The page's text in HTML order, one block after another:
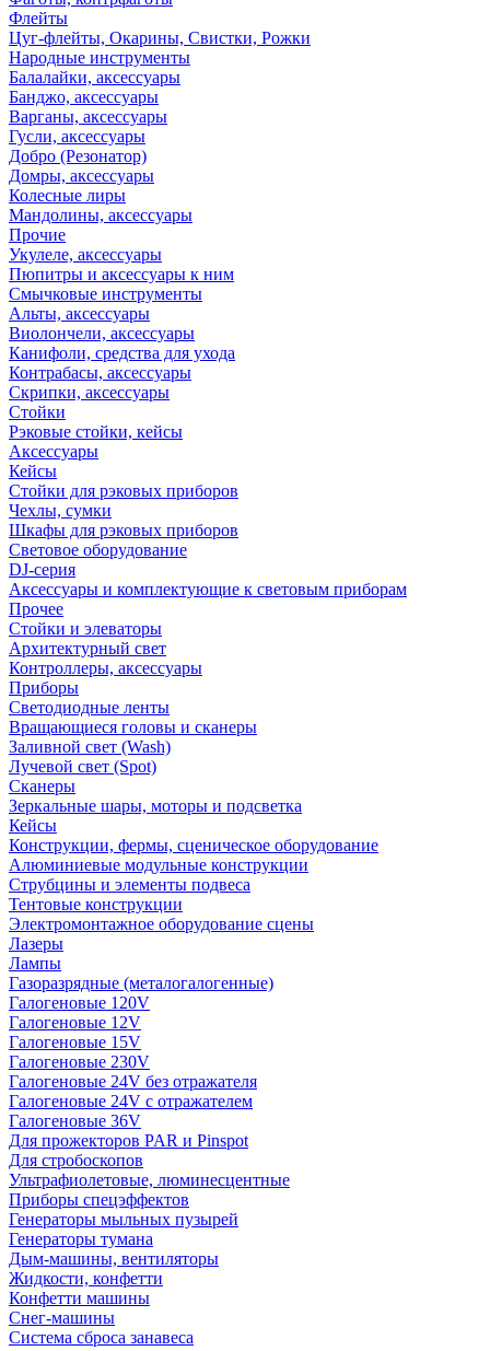
Флейты
Цуг-флейты, Окарины, Свистки, Рожки
Народные инструменты
Балалайки, аксессуары
Банджо, аксессуары
Варганы, аксессуары
Гусли, аксессуары
Добро (Резонатор)
Домры, аксессуары
Колесные лиры
Мандолины, аксессуары
Прочие
Укулеле, аксессуары
Пюпитры и аксессуары к ним
Смычковые инструменты
Альты, аксессуары
Виолончели, аксессуары
Канифоли, средства для ухода
Контрабасы, аксессуары
Скрипки, аксессуары
Стойки
Рэковые стойки, кейсы
Аксессуары
Кейсы
Стойки для рэковых приборов
Чехлы, сумки
Шкафы для рэковых приборов
Световое оборудование
DJ-серия
Аксессуары и комплектующие к световым приборам
Прочее
Стойки и элеваторы
Архитектурный свет
Контроллеры, аксессуары
Приборы
Светодиодные ленты
Вращающиеся головы и сканеры
Заливной свет (Wash)
Лучевой свет (Spot)
Сканеры
Зеркальные шары, моторы и подсветка
Кейсы
Конструкции, фермы, сценическое оборудование
Алюминиевые модульные конструкции
Струбцины и элементы подвеса
Тентовые конструкции
Электромонтажное оборудование сцены
Лазеры
Лампы
Газоразрядные (металогалогенные)
Галогеновые 120V
Галогеновые 12V
Галогеновые 15V
Галогеновые 230V
Галогеновые 24V без отражателя
Галогеновые 24V с отражателем
Галогеновые 36V
Для прожекторов PAR и Pinspot
Для стробоскопов
Ультрафиолетовые, люминесцентные
Приборы спецэффектов
Генераторы мыльных пузырей
Генераторы тумана
Дым-машины, вентиляторы
Жидкости, конфетти
Конфетти машины
Снег-машины
Система сброса занавеса